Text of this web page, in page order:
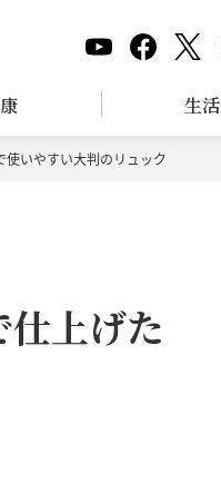
生活
いやすい大判のリュック
上げた